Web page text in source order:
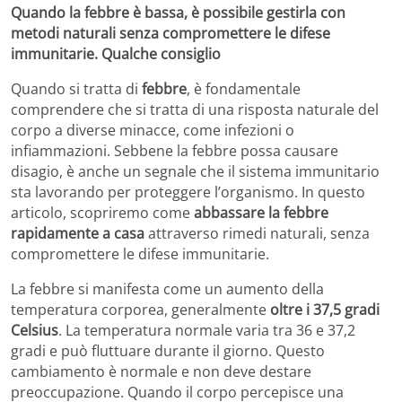
Quando la febbre è bassa, è possibile gestirla con
metodi naturali senza compromettere le difese
immunitarie. Qualche consiglio
Quando si tratta di febbre, è fondamentale
comprendere che si tratta di una risposta naturale del
corpo a diverse minacce, come infezioni o
infiammazioni. Sebbene la febbre possa causare
disagio, è anche un segnale che il sistema immunitario
sta lavorando per proteggere l’organismo. In questo
articolo, scopriremo comeabbassare la febbre
rapidamente a casaattraverso rimedi naturali, senza
compromettere le difese immunitarie.
La febbre si manifesta come un aumento della
temperatura corporea, generalmente oltre i 37,5 gradi
Celsius. La temperatura normale varia tra 36 e 37,2
gradi e può fluttuare durante il giorno. Questo
cambiamento è normale e non deve destare
preoccupazione. Quando il corpo percepisce una